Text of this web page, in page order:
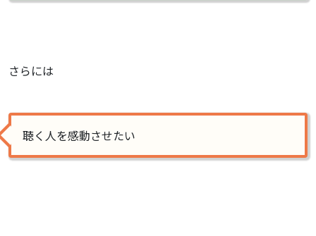
さらには
聴く人を感動させたい